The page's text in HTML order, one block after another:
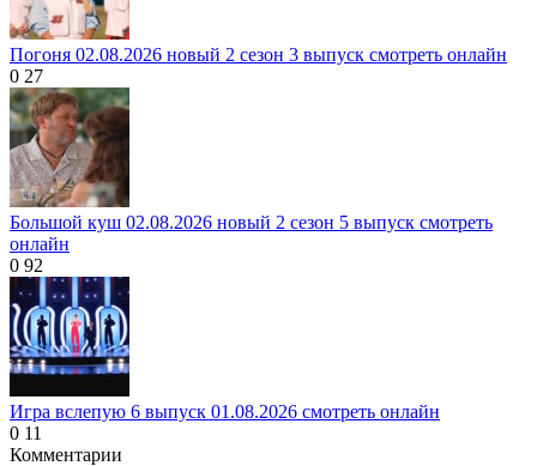
Погоня 02.08.2026 новый 2 сезон 3 выпуск смотреть онлайн
0 27
Большой куш 02.08.2026 новый 2 сезон 5 выпуск смотреть
онлайн
0 92
Игра вслепую 6 выпуск 01.08.2026 смотреть онлайн
0 11
Комментарии